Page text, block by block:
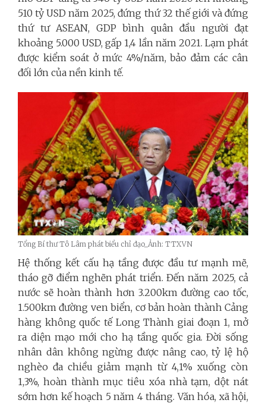
510 tỷ USD năm 2025, đứng thứ 32 thế giới và đứng
thứ tư ASEAN, GDP bình quân đầu người đạt
khoảng 5.000 USD, gấp 1,4 lần năm 2021. Lạm phát
được kiểm soát ở mức 4%/năm, bảo đảm các cân
đối lớn của nền kinh tế.
Tổng Bí thư Tô Lâm phát biểu chỉ đạo_Ảnh: TTXVN
Hệ thống kết cấu hạ tầng được đầu tư mạnh mẽ,
tháo gỡ điểm nghẽn phát triển. Đến năm 2025, cả
nước sẽ hoàn thành hơn 3.200km đường cao tốc,
1.500km đường ven biển, cơ bản hoàn thành Cảng
hàng không quốc tế Long Thành giai đoạn 1, mở
ra diện mạo mới cho hạ tầng quốc gia. Đời sống
nhân dân không ngừng được nâng cao, tỷ lệ hộ
nghèo đa chiều giảm mạnh từ 4,1% xuống còn
1,3%, hoàn thành mục tiêu xóa nhà tạm, dột nát
sớm hơn kế hoạch 5 năm 4 tháng. Văn hóa, xã hội,